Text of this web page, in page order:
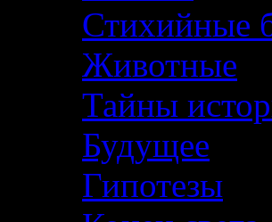
Стихийные
Животные
Тайны
Будущее
Гипотезы